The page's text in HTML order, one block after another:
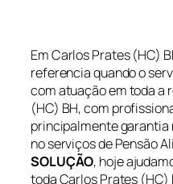
Em Carlos Prates (HC)
referencia quando o
com atuação em toda a
(HC) BH, com
principalmente garantia
no serviços de Pensão
SOLUÇÃO, hoje
toda Carlos Prates